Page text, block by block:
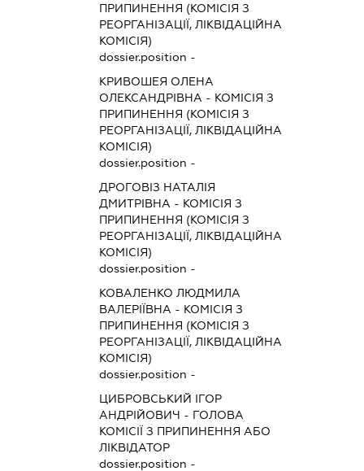
ПРИПИНЕННЯ (КОМІСІЯ З
РЕОРГАНІЗАЦІЇ, ЛІКВІДАЦІЙНА
КОМІСІЯ)
dossier.position -
КРИВОШЕЯ ОЛЕНА
ОЛЕКСАНДРІВНА - КОМІСІЯ З
ПРИПИНЕННЯ (КОМІСІЯ З
РЕОРГАНІЗАЦІЇ, ЛІКВІДАЦІЙНА
КОМІСІЯ)
dossier.position -
ДРОГОВІЗ НАТАЛІЯ
ДМИТРІВНА - КОМІСІЯ З
ПРИПИНЕННЯ (КОМІСІЯ З
РЕОРГАНІЗАЦІЇ, ЛІКВІДАЦІЙНА
КОМІСІЯ)
dossier.position -
КОВАЛЕНКО ЛЮДМИЛА
ВАЛЕРІЇВНА - КОМІСІЯ З
ПРИПИНЕННЯ (КОМІСІЯ З
РЕОРГАНІЗАЦІЇ, ЛІКВІДАЦІЙНА
КОМІСІЯ)
dossier.position -
ЦИБРОВСЬКИЙ ІГОР
АНДРІЙОВИЧ - ГОЛОВА
КОМІСІЇ З ПРИПИНЕННЯ АБО
ЛІКВІДАТОР
dossier.position -